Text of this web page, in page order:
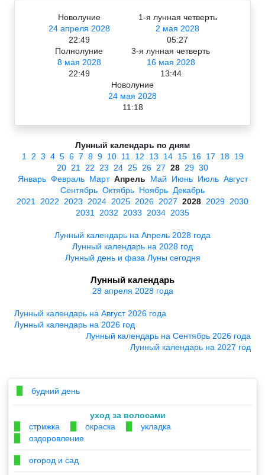
Новолуние
24 апреля 2028
22:49
1-я лунная четверть
2 мая 2028
05:27
Полнолуние
8 мая 2028
22:49
3-я лунная четверть
16 мая 2028
13:44
Новолуние
24 мая 2028
11:18
Лунный календарь по дням
1
2 3 4 5 6 7 8 9 10 11 12 13 14 15 16 17 18 19
20 21 22 23 24 25 26 27 28 29 30
Январь Февраль Март Апрель Май Июнь Июль Август
Сентябрь Октябрь Ноябрь Декабрь
2021
2022 2023 2024 2025 2026 2027 2028 2029 2030
2031
2032 2033 2034 2035
Лунный календарь на Апрель 2028 года
Лунный календарь на 2028 год
Лунный день и фаза Луны сегодня
Лунный календарь
28 апреля 2028 года
Лунный календарь на Август 2026 года
Лунный календарь на 2026 год
Лунный календарь на Сентябрь 2026 года
Лунный календарь на 2027 год
будний день
уход за волосами
стрижка окраска укладка
оздоровление
огород и сад